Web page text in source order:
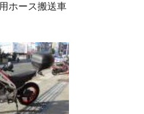
ホース搬送車